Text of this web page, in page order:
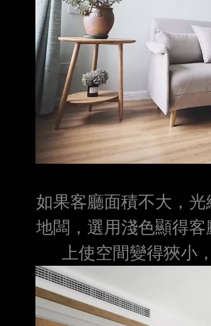
如果客廳面積不大，
地闆，選用淺色顯得
上使空間變得狹小